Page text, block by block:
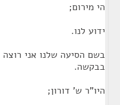
הי מירום;
ידוע לנו.
בשם הסיעה שלנו אני רוצה
בבקשה.
היו"ר ש' דורון;